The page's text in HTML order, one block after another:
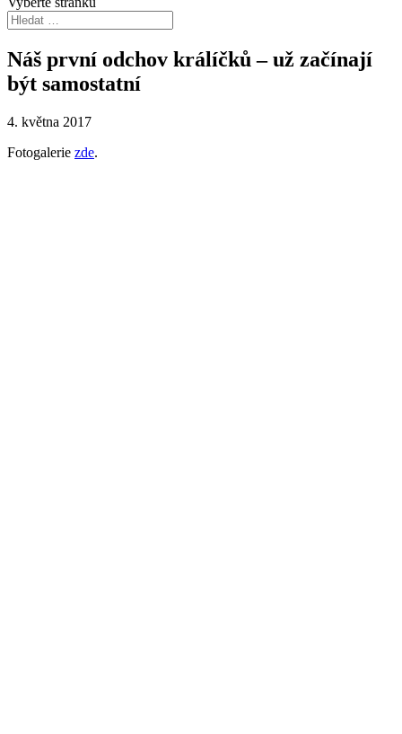
Náš první odchov králíčků – už začínají
být samostatní
4. května 2017
Fotogalerie zde.